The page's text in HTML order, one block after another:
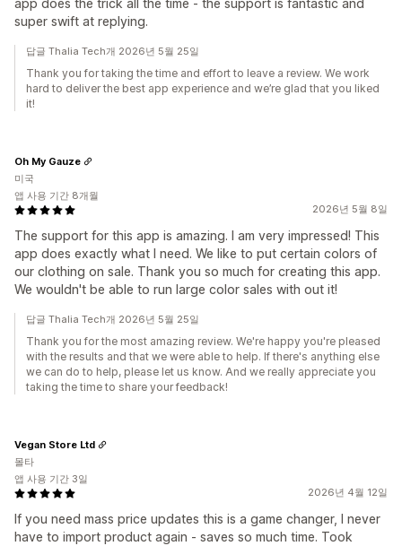
app does the trick all the time - the support is fantastic and
super swift at replying.
답글 Thalia Tech개 2026년 5월 25일
Thank you for taking the time and effort to leave a review. We work
hard to deliver the best app experience and we’re glad that you liked
it!
2026년 5월 8일
The support for this app is amazing. I am very impressed! This
app does exactly what I need. We like to put certain colors of
our clothing on sale. Thank you so much for creating this app.
We wouldn't be able to run large color sales with out it!
Oh My Gauze
미국
앱 사용 기간 8개월
답글 Thalia Tech개 2026년 5월 25일
Thank you for the most amazing review. We're happy you're pleased
with the results and that we were able to help. If there's anything else
we can do to help, please let us know. And we really appreciate you
taking the time to share your feedback!
2026년 4월 12일
If you need mass price updates this is a game changer, I never
have to import product again - saves so much time. Took
Vegan Store Ltd
몰타
앱 사용 기간 3일